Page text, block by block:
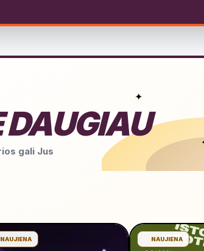
gali Jus
✦
NAUJIENA NAUJIENA